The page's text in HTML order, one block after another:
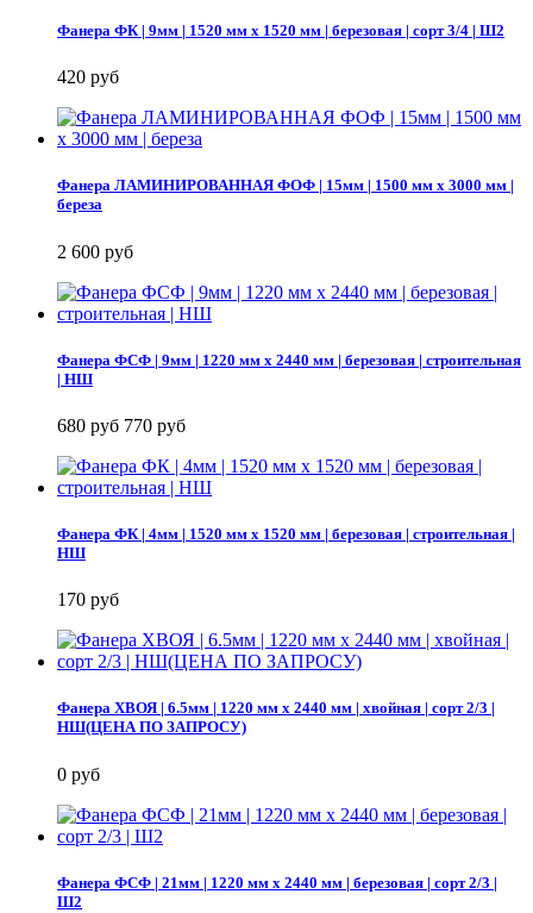
Фанера ФК | 9мм | 1520 мм х 1520 мм | березовая | сорт 3/4 | Ш2
420 руб
Фанера ЛАМИНИРОВАННАЯ ФОФ | 15мм | 1500 мм х 3000 мм |
береза
2 600 руб
Фанера ФСФ | 9мм | 1220 мм х 2440 мм | березовая | строительная
| НШ
680 руб 770 руб
Фанера ФК | 4мм | 1520 мм х 1520 мм | березовая | строительная |
НШ
170 руб
Фанера ХВОЯ | 6.5мм | 1220 мм х 2440 мм | хвойная | сорт 2/3 |
НШ(ЦЕНА ПО ЗАПРОСУ)
0 руб
Фанера ФСФ | 21мм | 1220 мм х 2440 мм | березовая | сорт 2/3 |
Ш2